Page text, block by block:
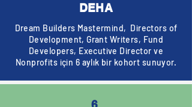
DEHA
Dream Builders Mastermind, Directors of
Development, Grant Writers, Fund
Developers, Executive Director ve
Nonprofits için 6 aylık bir kohort sunuyor.